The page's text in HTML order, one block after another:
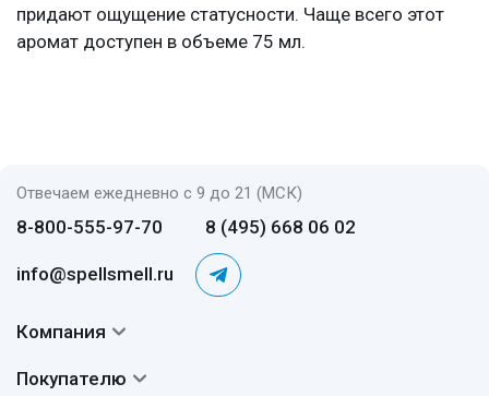
придают ощущение статусности. Чаще всего этот
аромат доступен в объеме 75 мл.
Отвечаем ежедневно с 9 до 21 (МСК)
8-800-555-97-70 8 (495) 668 06 02
info@spellsmell.ru
Компания
Покупателю